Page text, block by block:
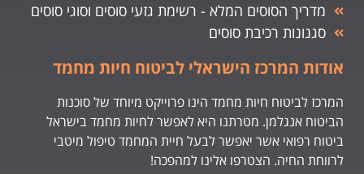
מדריך הסוסים המלא - רשימת גזעי סוסים וסוגי סוסים
סגנונות רכיבת סוסים
אודות המרכז הישראלי לביטוח חיות מחמד
המרכז לביטוח חיות מחמד הינו פרוייקט מיוחד של סוכנות
הביטוח אנגלמן. מטרתנו היא לאפשר לחיות מחמד בישראל
ביטוח רפואי אשר יאפשר לבעל חיית המחמד טיפול מיטבי
לרווחת החיה. הצטרפו אלינו למהפכה!